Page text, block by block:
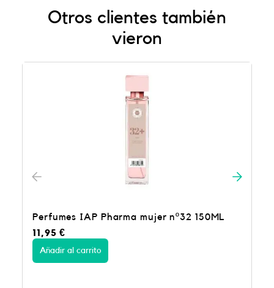
Otros clientes también
vieron
IAP Pharma mujer nº32 150ML
Perfumes IAP